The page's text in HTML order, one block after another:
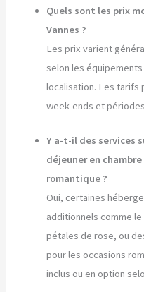
Quels sont les prix
Vannes ?
Les prix varient
selon les
localisation. Les tarifs
week-ends et
Y a-t-il des services
déjeuner en
romantique ?
Oui, certaines
additionnels comme
pétales de rose, ou
pour les occasions
inclus ou en option